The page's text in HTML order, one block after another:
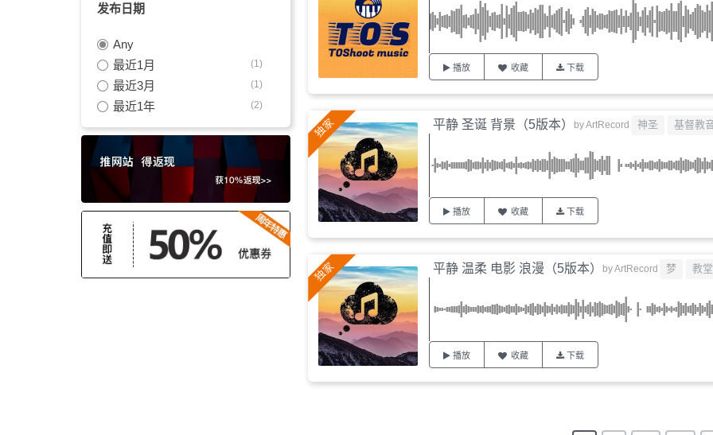
广告
明亮
儿童 (17)
家庭 (17)
葬礼 (17)
正能量 (16)
弦乐 (16)
编曲 (15)
欢快 (15)
发布日期
Any
最近1月
(1)
最近3月 (1)
最近1年 (2)
播放 收藏 下载
平静 圣诞 背景（5版本） byArtRecord 神圣 基督教
播放 收藏 下载
平静 温柔 电影 浪漫（5版本） byArtRecord 梦 教堂
播放 收藏 下载